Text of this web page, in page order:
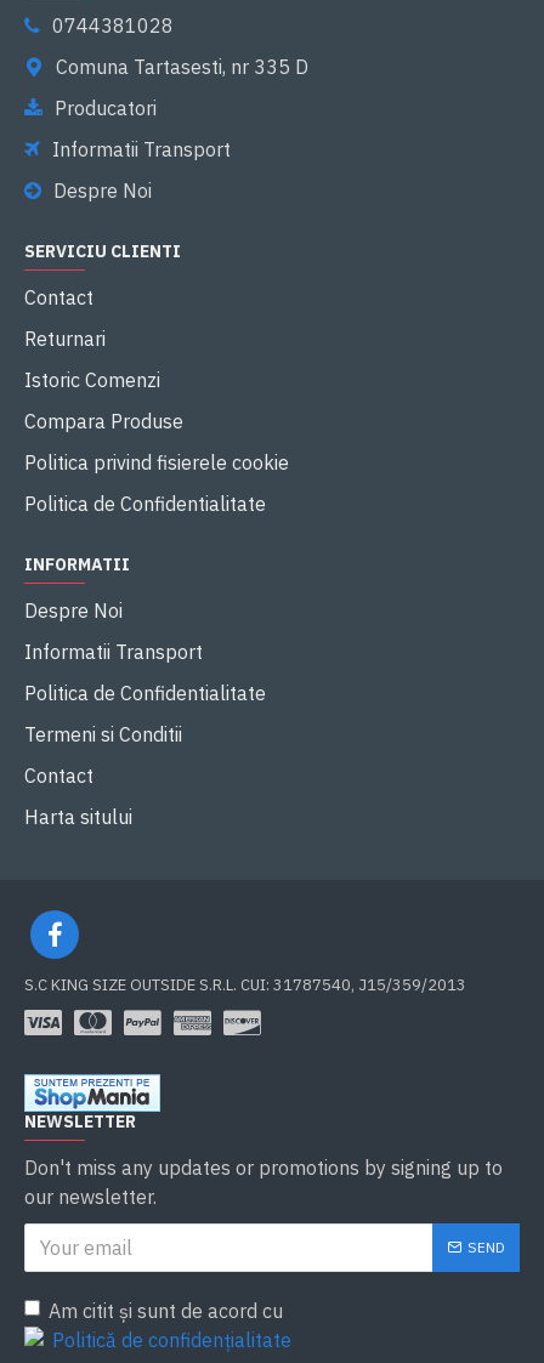
0744381028
Comuna Tartasesti, nr 335 D
Producatori
Informatii Transport
Despre Noi
SERVICIU CLIENTI
Contact
Returnari
Istoric Comenzi
Compara Produse
Politica privind fisierele cookie
Politica de Confidentialitate
INFORMATII
Despre Noi
Informatii Transport
Politica de Confidentialitate
Termeni si Conditii
Contact
Harta sitului
S.C KING SIZE OUTSIDE S.R.L. CUI: 31787540, J15/359/2013
NEWSLETTER
Don't miss any updates or promotions by signing up to
our newsletter.
SEND
Am citit şi sunt de acord cu
Politică de confidențialitate